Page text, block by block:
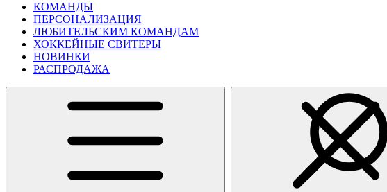
КОМАНДЫ
ПЕРСОНАЛИЗАЦИЯ
ЛЮБИТЕЛЬСКИМ КОМАНДАМ
ХОККЕЙНЫЕ СВИТЕРЫ
НОВИНКИ
РАСПРОДАЖА